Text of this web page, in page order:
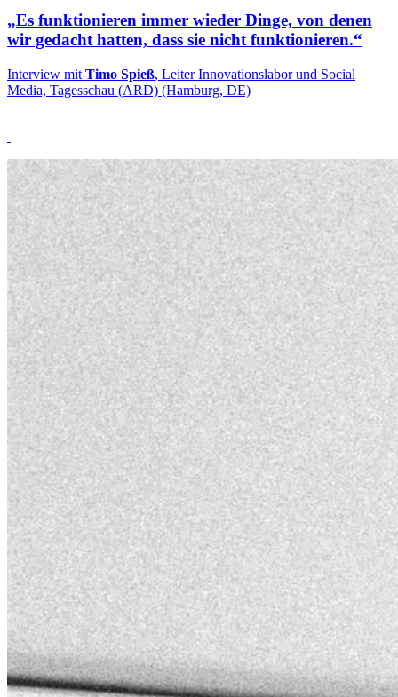
„Es funktionieren immer wieder Dinge, von denen
wir gedacht hatten, dass sie nicht funktionieren.“
Interview mit Timo Spieß, Leiter Innovationslabor und Social
Media, Tagesschau (ARD) (Hamburg, DE)